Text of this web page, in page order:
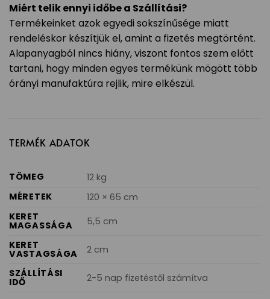
Miért telik ennyi időbe a Szállítási?
Termékeinket azok egyedi sokszínűsége miatt
rendeléskor készítjük el, amint a fizetés megtörtént.
Alapanyagból nincs hiány, viszont fontos szem előtt
tartani, hogy minden egyes termékünk mögött több
órányi manufaktúra rejlik, mire elkészül.
TERMÉK ADATOK
TÖMEG
12 kg
MÉRETEK
120 × 65 cm
KERET
MAGASSÁGA
5,5 cm
KERET
VASTAGSÁGA
2 cm
SZÁLLÍTÁSI
IDŐ 2-5 nap fizetéstől számítva